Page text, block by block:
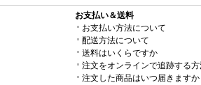
お支払い＆送料
お支払い方法について
配送方法について
送料はいくらですか
注文をオンラインで追跡する
注文した商品はいつ届きますか